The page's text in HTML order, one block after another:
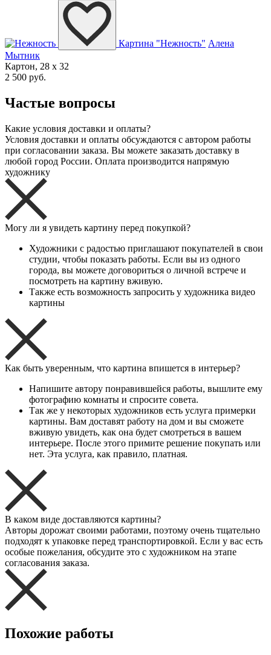
Картина "Нежность" Алена
Мытник
Картон, 28 x 32
2 500 руб.
Частые вопросы
Какие условия доставки и оплаты?
Условия доставки и оплаты обсуждаются с автором работы
при согласовании заказа. Вы можете заказать доставку в
любой город России. Оплата производится напрямую
художнику
Могу ли я увидеть картину перед покупкой?
Художники с радостью приглашают покупателей в свои
студии, чтобы показать работы. Если вы из одного
города, вы можете договориться о личной встрече и
посмотреть на картину вживую.
Также есть возможность запросить у художника видео
картины
Как быть уверенным, что картина впишется в интерьер?
Напишите автору понравившейся работы, вышлите ему
фотографию комнаты и спросите совета.
Так же у некоторых художников есть услуга примерки
картины. Вам доставят работу на дом и вы сможете
вживую увидеть, как она будет смотреться в вашем
интерьере. После этого примите решение покупать или
нет. Эта услуга, как правило, платная.
В каком виде доставляются картины?
Авторы дорожат своими работами, поэтому очень тщательно
подходят к упаковке перед транспортировкой. Если у вас есть
особые пожелания, обсудите это с художником на этапе
согласования заказа.
Похожие работы